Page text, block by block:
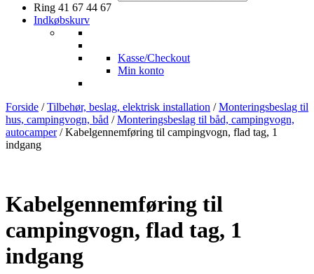
Ring 41 67 44 67
Indkøbskurv
Kasse/Checkout
Min konto
Forside /Tilbehør, beslag, elektrisk installation /Monteringsbeslag til
hus, campingvogn, båd /Monteringsbeslag til båd, campingvogn,
autocamper/ Kabelgennemføring til campingvogn, flad tag, 1
indgang
Kabelgennemføring til
campingvogn, flad tag, 1
indgang